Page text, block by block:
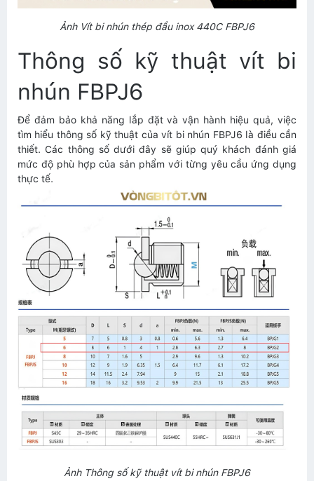
Ảnh Vít bi nhún thép đầu inox 440C FBPJ6
Thông số kỹ thuật vít bi
nhún FBPJ6
Để đảm bảo khả năng lắp đặt và vận hành hiệu quả, việc
tìm hiểu thông số kỹ thuật của vít bi nhún FBPJ6 là điều cần
thiết. Các thông số dưới đây sẽ giúp quý khách đánh giá
mức độ phù hợp của sản phẩm với từng yêu cầu ứng dụng
thực tế.
Ảnh Thông số kỹ thuật vít bi nhún FBPJ6